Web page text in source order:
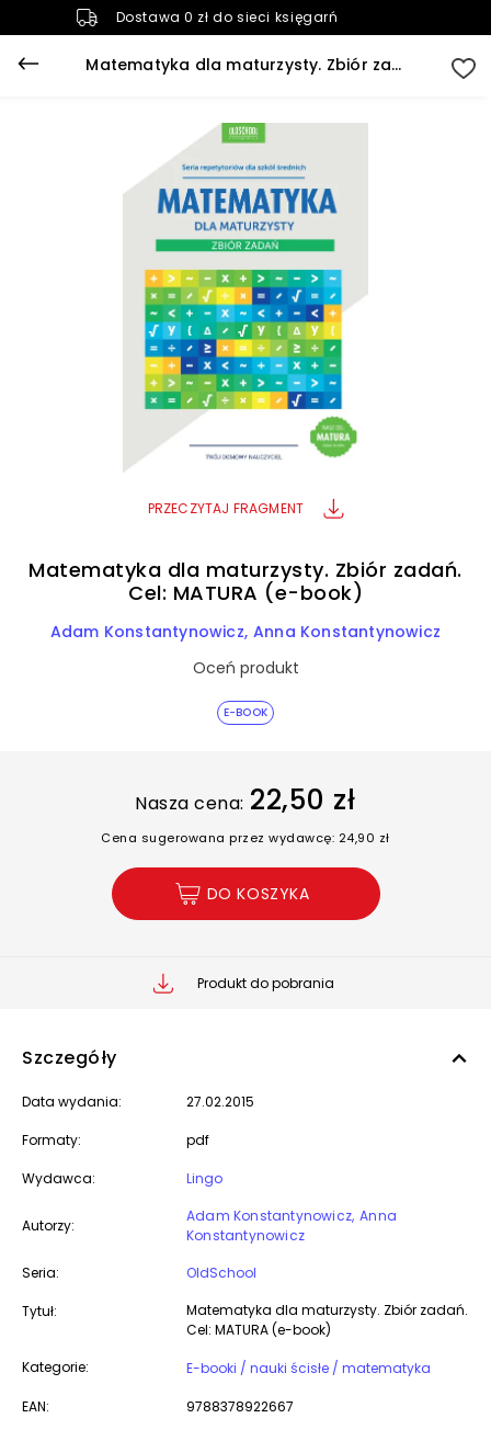
Dostawa 0 zł do sieci księgarń
Matematyka dla maturzysty. Zbiór zadań. Cel: MATURA (e-book)
PRZECZYTAJ FRAGMENT
E-BOOK
Matematyka dla maturzysty. Zbiór zadań.
Cel: MATURA (e-book)
Adam Konstantynowicz Anna Konstantynowicz
Oceń produkt
Nasza cena: 22,50 zł
Cena sugerowana przez wydawcę: 24,90 zł
DO KOSZYKA
Produkt do pobrania
Szczegóły
Data wydania: 27.02.2015
Formaty: pdf
Wydawca: Lingo
Autorzy:
Adam Konstantynowicz Anna
Konstantynowicz
Seria:
OldSchool
Tytuł:
Matematyka dla maturzysty. Zbiór zadań.
Cel: MATURA (e-book)
Kategorie:
E-booki / nauki ścisłe / matematyka
EAN: 9788378922667